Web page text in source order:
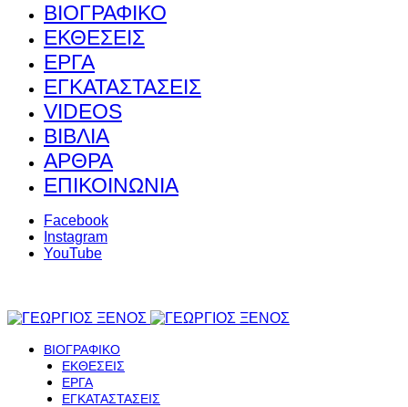
ΒΙΟΓΡΑΦΙΚΟ
ΕΚΘΕΣΕΙΣ
ΕΡΓΑ
ΕΓΚΑΤΑΣΤΑΣΕΙΣ
VIDEOS
ΒΙΒΛΙΑ
ΑΡΘΡΑ
ΕΠΙΚΟΙΝΩΝΙΑ
Facebook
Instagram
YouTube
ΒΙΟΓΡΑΦΙΚΟ
ΕΚΘΕΣΕΙΣ
ΕΡΓΑ
ΕΓΚΑΤΑΣΤΑΣΕΙΣ